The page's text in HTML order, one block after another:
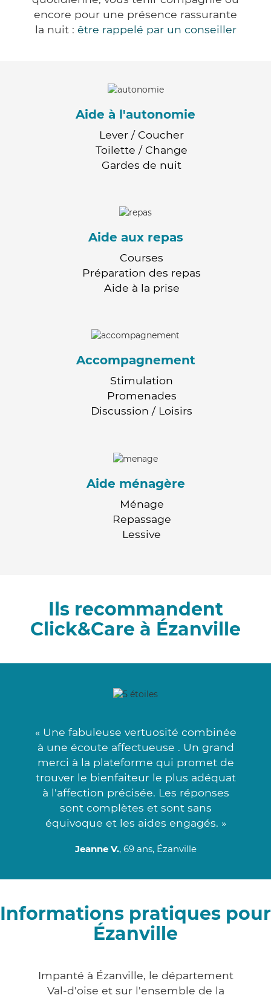
encore pour une présence rassurante
la nuit : être rappelé par un conseiller
Aide à l'autonomie
Lever / Coucher
Toilette / Change
Gardes de nuit
Aide aux repas
Courses
Préparation des repas
Aide à la prise
Accompagnement
Stimulation
Promenades
Discussion / Loisirs
Aide ménagère
Ménage
Repassage
Lessive
Ils recommandent
Click&Care à Ézanville
« Une fabuleuse vertuosité combinée
à une écoute affectueuse . Un grand
merci à la plateforme qui promet de
trouver le bienfaiteur le plus adéquat
à l'affection précisée. Les réponses
sont complètes et sont sans
équivoque et les aides engagés. »
Jeanne V., 69 ans, Ézanville
Informations pratiques pour
Ézanville
Impanté à Ézanville, le département
Val-d'oise et sur l'ensemble de la